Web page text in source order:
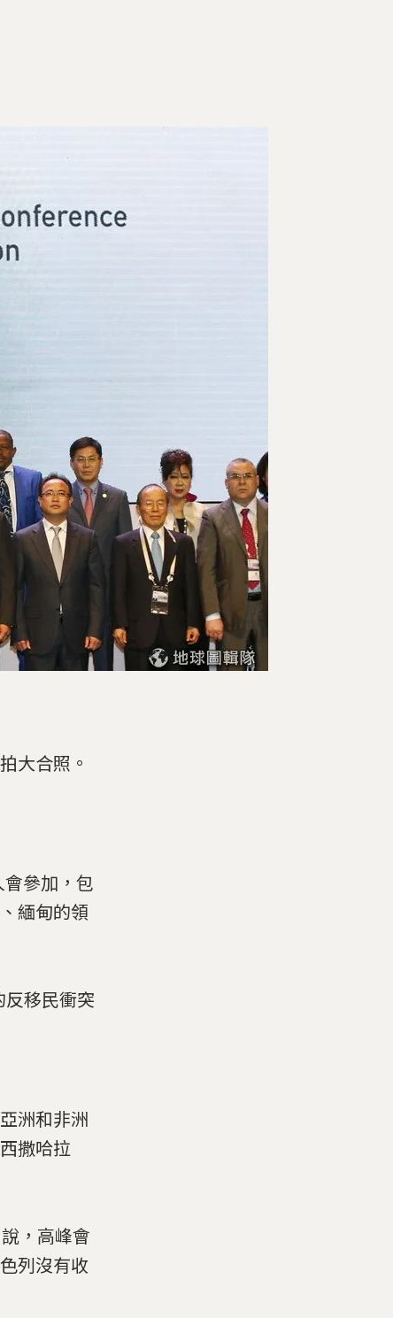
大合照。
參加，包
緬甸的領
移民衝突
洲和非洲
撒哈拉
，高峰會
列沒有收